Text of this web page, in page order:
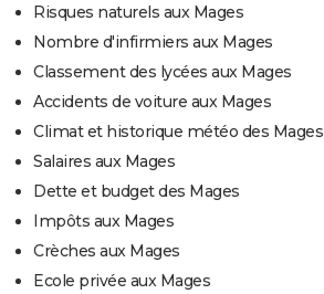
Risques naturels aux Mages
Nombre d'infirmiers aux Mages
Classement des lycées aux Mages
Accidents de voiture aux Mages
Climat et historique météo des Mages
Salaires aux Mages
Dette et budget des Mages
Impôts aux Mages
Crèches aux Mages
Ecole privée aux Mages